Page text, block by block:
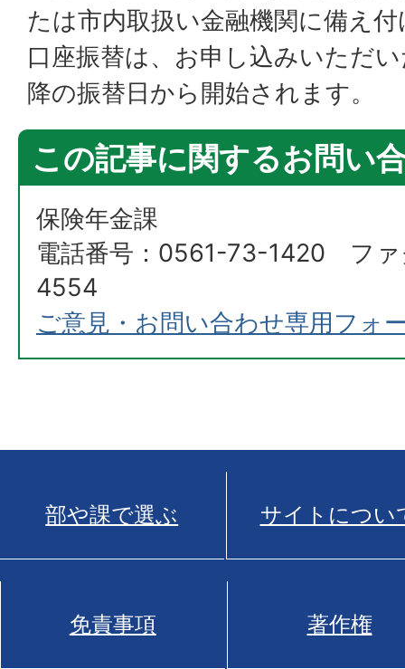
たは市内取扱い金融機関に備え
口座振替は、お申し込みいただ
降の振替日から開始されます。
この記事に関するお問い
保険年金課
電話番号：0561-73-1420 フ
4554
ご意見・お問い合わせ専用フォ
部や課で選ぶ サイトについ
免責事項 著作権